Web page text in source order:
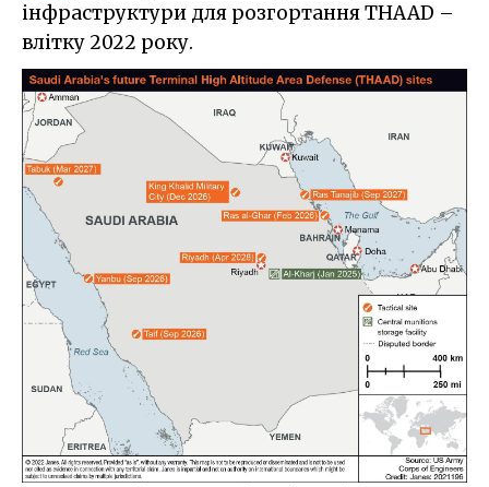
інфраструктури для розгортання THAAD –
влітку 2022 року.